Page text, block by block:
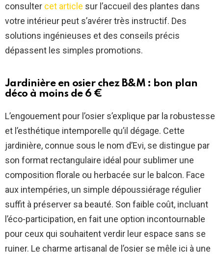
consulter cet article sur l’accueil des plantes dans
votre intérieur peut s’avérer très instructif. Des
solutions ingénieuses et des conseils précis
dépassent les simples promotions.
Jardinière en osier chez B&M : bon plan
déco à moins de 6 €
L’engouement pour l’osier s’explique par la robustesse
et l’esthétique intemporelle qu’il dégage. Cette
jardinière, connue sous le nom d’Evi, se distingue par
son format rectangulaire idéal pour sublimer une
composition florale ou herbacée sur le balcon. Face
aux intempéries, un simple dépoussiérage régulier
suffit à préserver sa beauté. Son faible coût, incluant
l’éco-participation, en fait une option incontournable
pour ceux qui souhaitent verdir leur espace sans se
ruiner. Le charme artisanal de l’osier se mêle ici à une